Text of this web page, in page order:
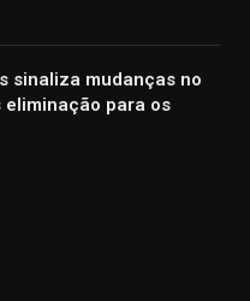
sinaliza mudanças no
eliminação para os